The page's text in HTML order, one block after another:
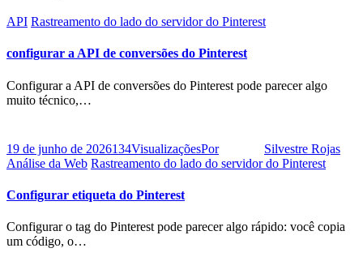
API Rastreamento do lado do servidor do Pinterest
configurar a API de conversões do Pinterest
Configurar a API de conversões do Pinterest pode parecer algo
muito técnico,…
19 de junho de 2026134VisualizaçõesPor
Silvestre Rojas
Análise da Web Rastreamento do lado do servidor do Pinterest
Configurar etiqueta do Pinterest
Configurar o tag do Pinterest pode parecer algo rápido: você copia
um código, o…